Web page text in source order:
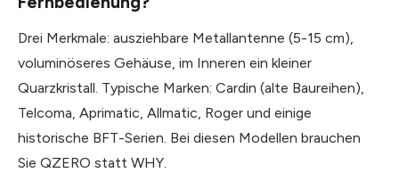
Drei Merkmale: ausziehbare Metallantenne (5-15 cm),
voluminöseres Gehäuse, im Inneren ein kleiner
Quarzkristall. Typische Marken: Cardin (alte Baureihen),
Telcoma, Aprimatic, Allmatic, Roger und einige
historische BFT-Serien. Bei diesen Modellen brauchen
Sie QZERO statt WHY.